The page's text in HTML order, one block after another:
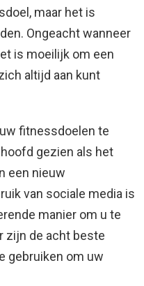
maar het is
Ongeacht wanneer
is moeilijk om een
altijd aan kunt
fitnessdoelen te
gezien als het
een nieuw
van sociale media is
manier om u te
zijn de acht beste
gebruiken om uw